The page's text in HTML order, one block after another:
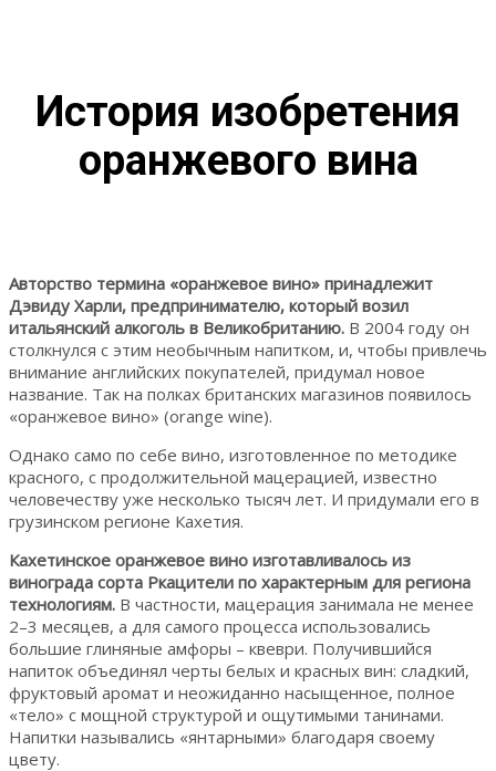
История изобретения
оранжевого вина
Авторство термина «оранжевое вино» принадлежит
Дэвиду Харли, предпринимателю, который возил
итальянский алкоголь в Великобританию. В 2004 году он
столкнулся с этим необычным напитком, и, чтобы привлечь
внимание английских покупателей, придумал новое
название. Так на полках британских магазинов появилось
«оранжевое вино» (orange wine).
Однако само по себе вино, изготовленное по методике
красного, с продолжительной мацерацией, известно
человечеству уже несколько тысяч лет. И придумали его в
грузинском регионе Кахетия.
Кахетинское оранжевое вино изготавливалось из
винограда сорта Ркацители по характерным для региона
технологиям. В частности, мацерация занимала не менее
2–3 месяцев, а для самого процесса использовались
большие глиняные амфоры – квеври. Получившийся
напиток объединял черты белых и красных вин: сладкий,
фруктовый аромат и неожиданно насыщенное, полное
«тело» с мощной структурой и ощутимыми танинами.
Напитки назывались «янтарными» благодаря своему
цвету.